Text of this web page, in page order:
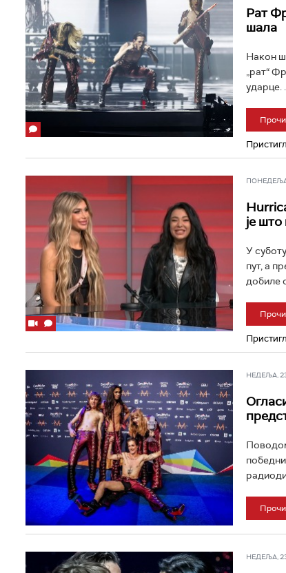
Рат
шала
Након
„рат“
ударце.
је
У
пут, а
добиле
НЕДЕЉА,
НЕДЕЉА,